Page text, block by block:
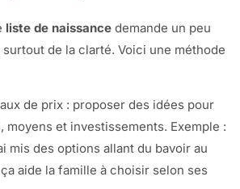
liste de naissance demande un peu
surtout de la clarté. Voici une méthode
de prix : proposer des idées pour
moyens et investissements. Exemple :
mis des options allant du bavoir au
aide la famille à choisir selon ses